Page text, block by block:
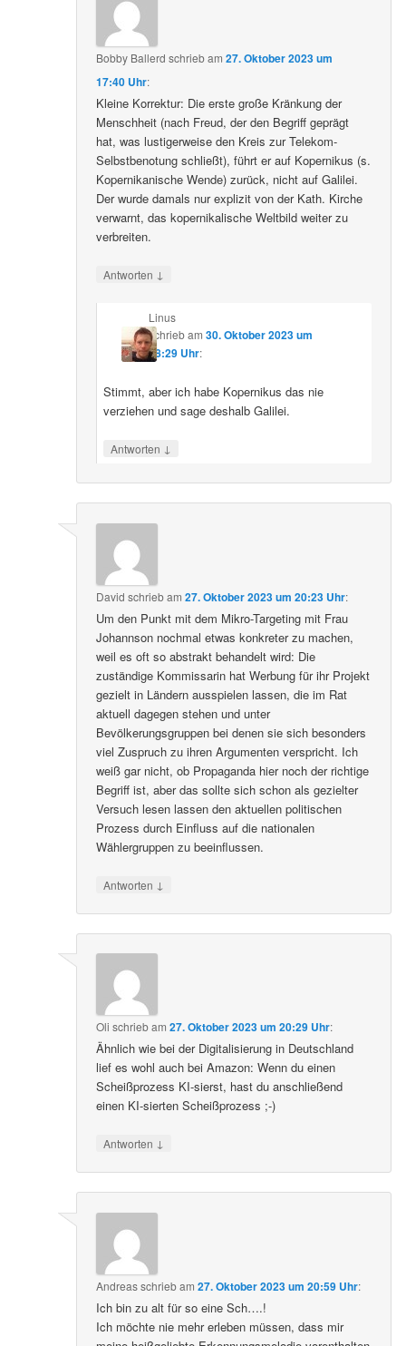
Bobby Ballerd schriebam27. Oktober 2023 um
17:40 Uhr:
Kleine Korrektur: Die erste große Kränkung der
Menschheit (nach Freud, der den Begriff geprägt
hat, was lustigerweise den Kreis zur Telekom-
Selbstbenotung schließt), führt er auf Kopernikus (s.
Kopernikanische Wende) zurück, nicht auf Galilei.
Der wurde damals nur explizit von der Kath. Kirche
verwarnt, das kopernikalische Weltbild weiter zu
verbreiten.
Antworten ↓
Linus
schriebam 30. Oktober 2023 um
08:29 Uhr:
Stimmt, aber ich habe Kopernikus das nie
verziehen und sage deshalb Galilei.
Antworten ↓
David schriebam27. Oktober 2023 um 20:23 Uhr:
Um den Punkt mit dem Mikro-Targeting mit Frau
Johannson nochmal etwas konkreter zu machen,
weil es oft so abstrakt behandelt wird: Die
zuständige Kommissarin hat Werbung für ihr Projekt
gezielt in Ländern ausspielen lassen, die im Rat
aktuell dagegen stehen und unter
Bevölkerungsgruppen bei denen sie sich besonders
viel Zuspruch zu ihren Argumenten verspricht. Ich
weiß gar nicht, ob Propaganda hier noch der richtige
Begriff ist, aber das sollte sich schon als gezielter
Versuch lesen lassen den aktuellen politischen
Prozess durch Einfluss auf die nationalen
Wählergruppen zu beeinflussen.
Antworten ↓
Oli schriebam27. Oktober 2023 um 20:29 Uhr:
Ähnlich wie bei der Digitalisierung in Deutschland
lief es wohl auch bei Amazon: Wenn du einen
Scheißprozess KI-sierst, hast du anschließend
einen KI-sierten Scheißprozess ;-)
Antworten ↓
Andreasschriebam27. Oktober 2023 um 20:59 Uhr:
Ich bin zu alt für so eine Sch….!
Ich möchte nie mehr erleben müssen, dass mir